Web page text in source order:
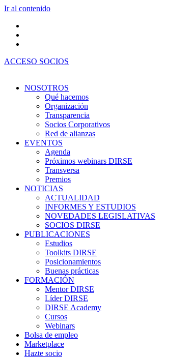
Ir al contenido
ACCESO SOCIOS
NOSOTROS
Qué hacemos
Organización
Transparencia
Socios Corporativos
Red de alianzas
EVENTOS
Agenda
Próximos webinars DIRSE
Transversa
Premios
NOTICIAS
ACTUALIDAD
INFORMES Y ESTUDIOS
NOVEDADES LEGISLATIVAS
SOCIOS DIRSE
PUBLICACIONES
Estudios
Toolkits DIRSE
Posicionamientos
Buenas prácticas
FORMACIÓN
Mentor DIRSE
Líder DIRSE
DIRSE Academy
Cursos
Webinars
Bolsa de empleo
Marketplace
Hazte socio